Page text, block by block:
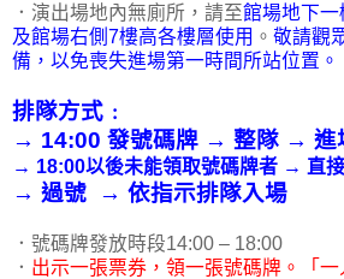
．演出場地內無廁所，請至館場地下一
及館場右側7樓高各樓層使用 。 敬請觀
備，以免喪失進場第一時間所站位置。
排隊方式﹕
→ 14:00 發號碼牌 → 整隊 → 進
→ 18:00以後未能領取號碼牌者 → 直
→ 過號 → 依指示排隊入場
．號碼牌發放時段14:00 – 18:00
． 出示一張票券，領一張號碼牌。「一